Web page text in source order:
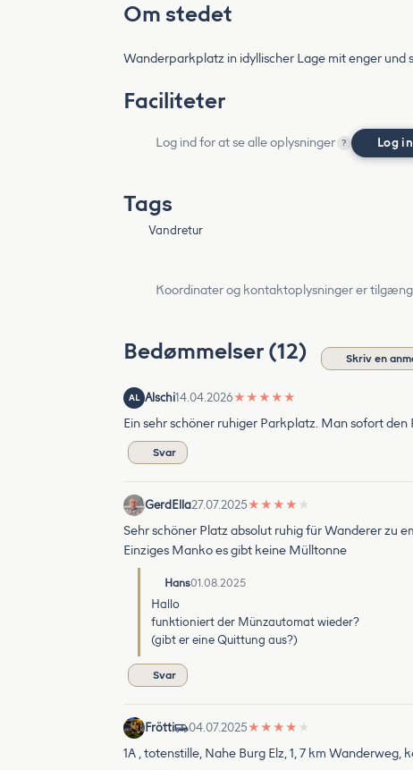
Om stedet
Wanderparkplatz in idyllischer Lage mit enger und
Faciliteter
Log ind for at se alle oplysninger ? Log
Tags
Vandretur
Koordinater og kontaktoplysninger er
Bedømmelser (12) Skriv en
AL Alschi14.04.2026★ ★ ★ ★ ★
Ein sehr schöner ruhiger Parkplatz. Man sofort
Svar
GerdElla27.07.2025★ ★ ★ ★ ★
Sehr schöner Platz absolut ruhig für Wanderer zu
Einziges Manko es gibt keine Mülltonne
Hans01.08.2025
Hallo
funktioniert der Münzautomat wieder?
(gibt er eine Quittung aus?)
Svar
Frötti 04.07.2025★ ★ ★ ★ ★
1A , totenstille, Nahe Burg Elz, 1, 7 km